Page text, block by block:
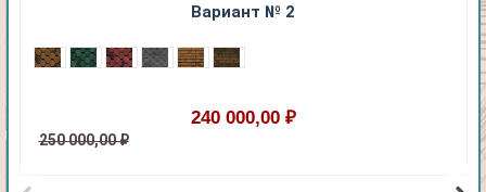
Вариант № 2
240 000,00 ₽
250 000,00 ₽